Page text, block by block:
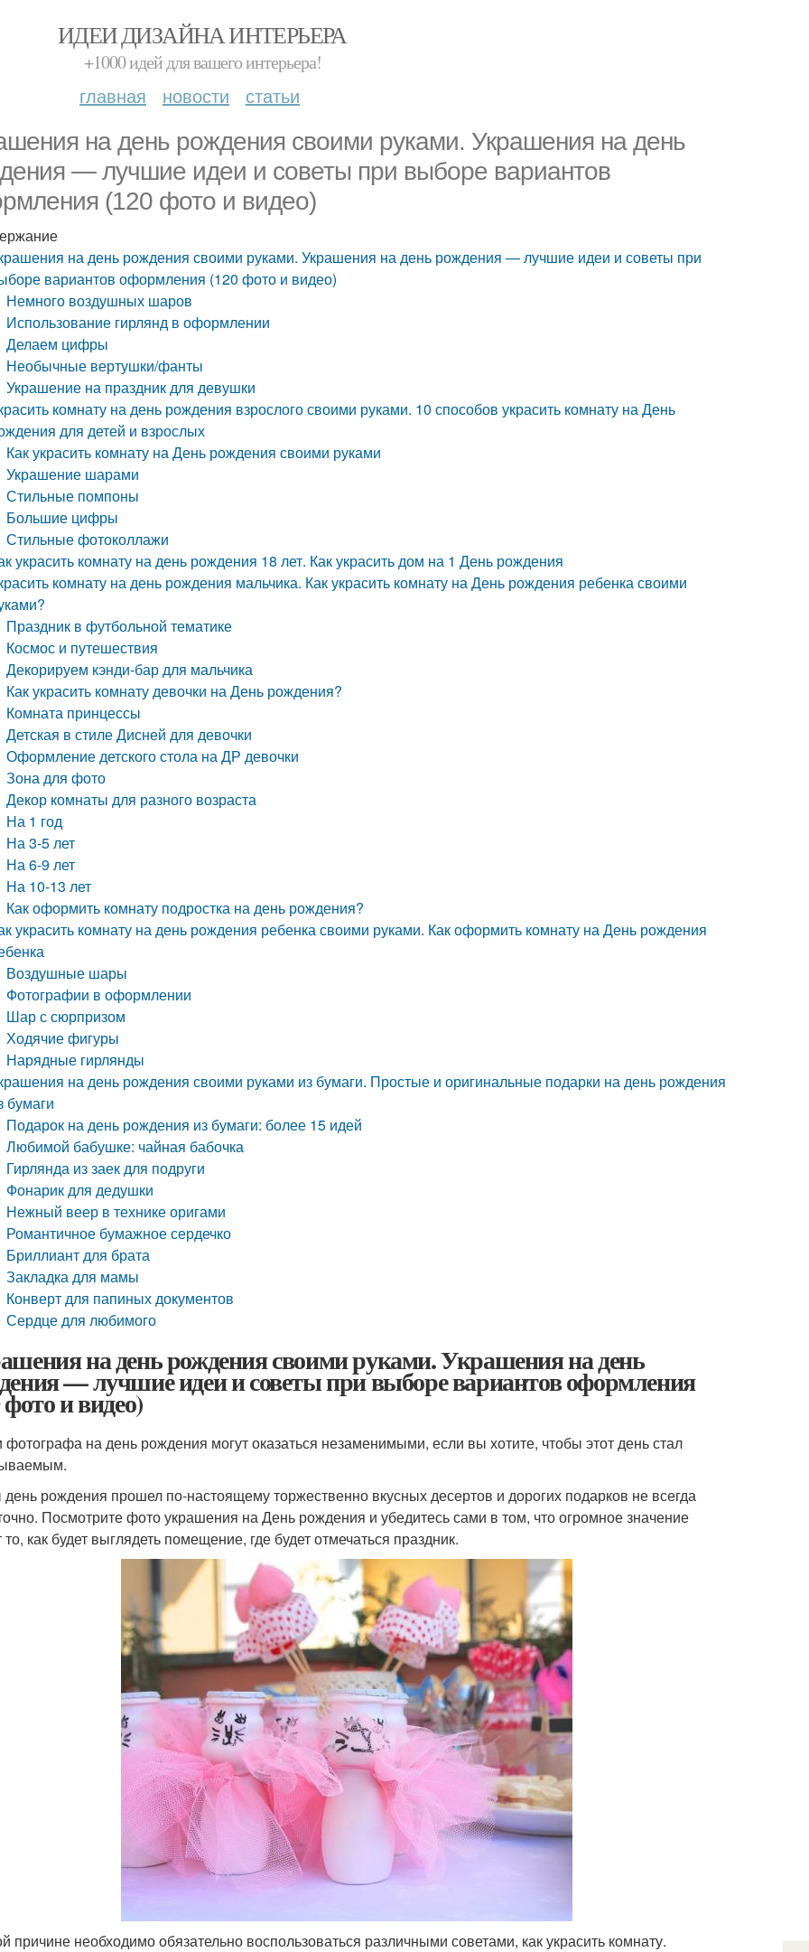
ИДЕИ ДИЗАЙНА ИНТЕРЬЕРА
+1000 идей для вашего интерьера!
главная новости статьи
на день рождения своими руками. Украшения на день
— лучшие идеи и советы при выборе вариантов
(120 фото и видео)
на день рождения своими руками. Украшения на день рождения — лучшие идеи и советы при
вариантов оформления (120 фото и видео)
Немного воздушных шаров
Использование гирлянд в оформлении
Делаем цифры
Необычные вертушки/фанты
Украшение на праздник для девушки
комнату на день рождения взрослого своими руками. 10 способов украсить комнату на День
для детей и взрослых
Как украсить комнату на День рождения своими руками
Украшение шарами
Стильные помпоны
Большие цифры
Стильные фотоколлажи
украсить комнату на день рождения 18 лет. Как украсить дом на 1 День рождения
комнату на день рождения мальчика. Как украсить комнату на День рождения ребенка своими
Праздник в футбольной тематике
Космос и путешествия
Декорируем кэнди-бар для мальчика
Как украсить комнату девочки на День рождения?
Комната принцессы
Детская в стиле Дисней для девочки
Оформление детского стола на ДР девочки
Зона для фото
Декор комнаты для разного возраста
На 1 год
На 3-5 лет
На 6-9 лет
На 10-13 лет
Как оформить комнату подростка на день рождения?
украсить комнату на день рождения ребенка своими руками. Как оформить комнату на День рождения
Воздушные шары
Фотографии в оформлении
Шар с сюрпризом
Ходячие фигуры
Нарядные гирлянды
на день рождения своими руками из бумаги. Простые и оригинальные подарки на день рождения
бумаги
Подарок на день рождения из бумаги: более 15 идей
Любимой бабушке: чайная бабочка
Гирлянда из заек для подруги
Фонарик для дедушки
Нежный веер в технике оригами
Романтичное бумажное сердечко
Бриллиант для брата
Закладка для мамы
Конверт для папиных документов
Сердце для любимого
на день рождения своими руками. Украшения на день
— лучшие идеи и советы при выборе вариантов оформления
и видео)
фотографа на день рождения могут оказаться незаменимыми, если вы хотите, чтобы этот день стал
рождения прошел по-настоящему торжественно вкусных десертов и дорогих подарков не всегда
Посмотрите фото украшения на День рождения и убедитесь сами в том, что огромное значение
то, как будет выглядеть помещение, где будет отмечаться праздник.
причине необходимо обязательно воспользоваться различными советами, как украсить комнату.